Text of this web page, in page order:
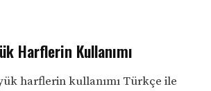
Harflerin Kullanımı
harflerin kullanımı Türkçe ile